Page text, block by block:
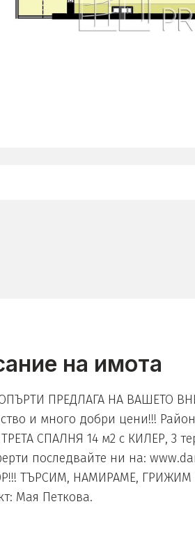
на имота
ПРЕДЛАГА НА ВАШЕТО
и много добри цени!!!
СПАЛНЯ 14 м2 с КИЛЕР, 3
последвайте ни на:
ТЪРСИМ, НАМИРАМЕ, ГРИЖИМ
Мая Петкова.